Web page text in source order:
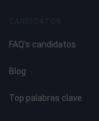
FAQ's candidatos
Blog
Top palabras clave